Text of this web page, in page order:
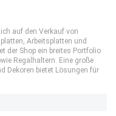
auf den Verkauf von
Arbeitsplatten und
der Shop ein breites Portfolio
Regalhaltern. Eine große
Dekoren bietet Lösungen für